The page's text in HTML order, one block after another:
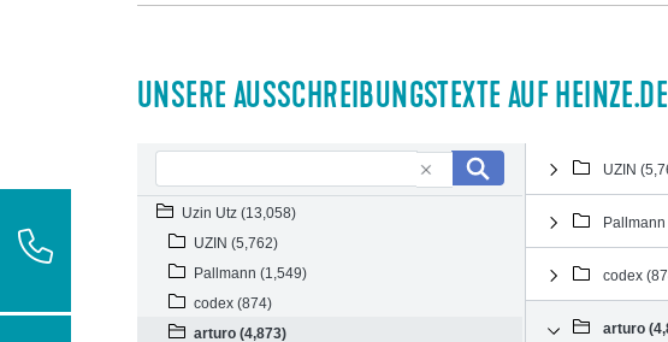
UNSERE AUSSCHREIBUNGSTEXTE AUF HEINZE.DE